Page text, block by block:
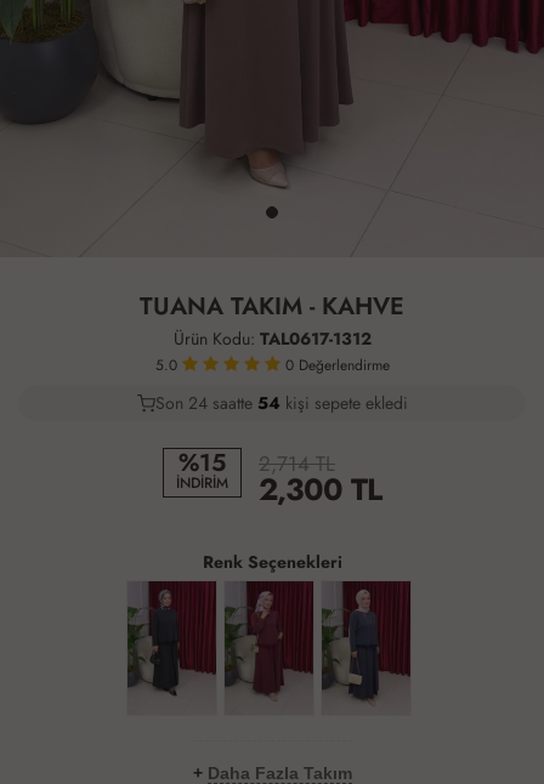
TUANA TAKIM - KAHVE
Ürün Kodu: TAL0617-1312
5.0 0 Değerlendirme
40
Son 24 saatte 55 kişi sepete ekledi
16
%15
İNDİRİM
2,714 TL
2,300TL
Renk Seçenekleri
+ Daha Fazla Takım